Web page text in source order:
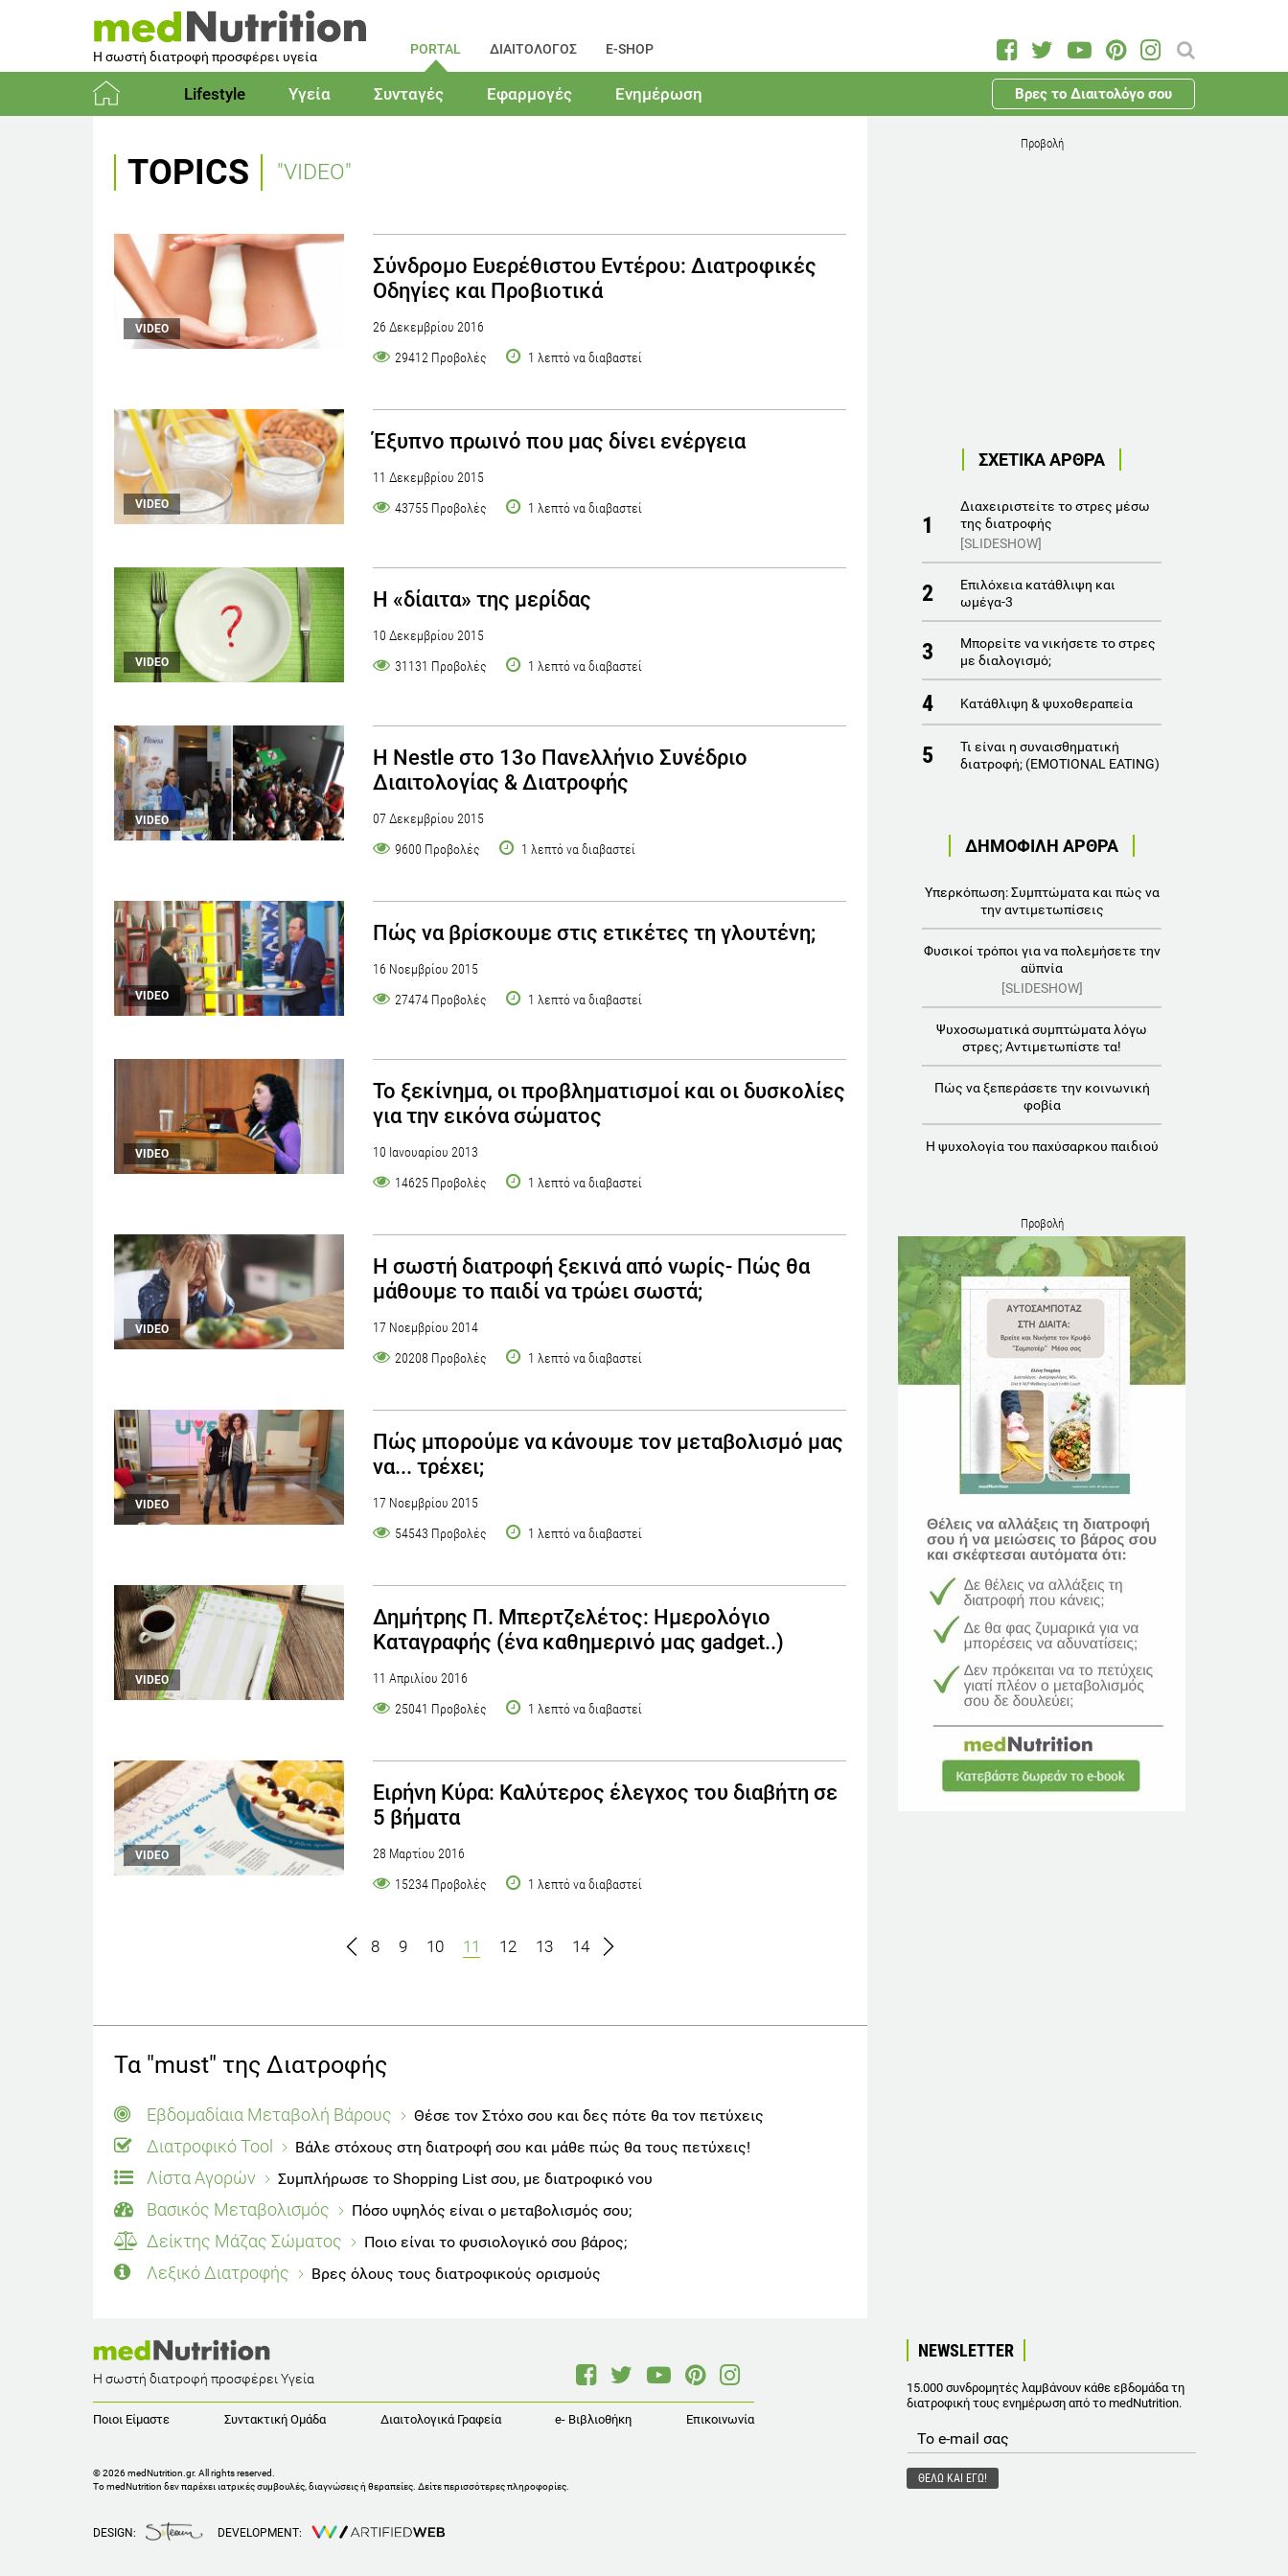
Η σωστή διατροφή προσφέρει υγεία PORTAL ΔΙΑΙΤΟΛΟΓΟΣ E-SHOP
Lifestyle Υγεία Συνταγές Εφαρμογές Ενημέρωση Βρες το Διαιτολόγο σου
TOPICS "VIDEO"
VIDEO
Σύνδρομο Ευερέθιστου Εντέρου: Διατροφικές
Οδηγίες και Προβιοτικά
26 Δεκεμβρίου 2016
29412 Προβολές
1 λεπτό να διαβαστεί
VIDEO
Έξυπνο πρωινό που μας δίνει ενέργεια
11 Δεκεμβρίου 2015
43755 Προβολές
1 λεπτό να διαβαστεί
VIDEO
Η «δίαιτα» της μερίδας
10 Δεκεμβρίου 2015
31131 Προβολές
1 λεπτό να διαβαστεί
VIDEO
Η Nestle στο 13ο Πανελλήνιο Συνέδριο
Διαιτολογίας & Διατροφής
07 Δεκεμβρίου 2015
9600 Προβολές
1 λεπτό να διαβαστεί
VIDEO
Πώς να βρίσκουμε στις ετικέτες τη γλουτένη;
16 Νοεμβρίου 2015
27474 Προβολές
1 λεπτό να διαβαστεί
VIDEO
Το ξεκίνημα, οι προβληματισμοί και οι δυσκολίες
για την εικόνα σώματος
10 Ιανουαρίου 2013
14625 Προβολές
1 λεπτό να διαβαστεί
VIDEO
Η σωστή διατροφή ξεκινά από νωρίς- Πώς θα
μάθουμε το παιδί να τρώει σωστά;
17 Νοεμβρίου 2014
20208 Προβολές
1 λεπτό να διαβαστεί
VIDEO
Πώς μπορούμε να κάνουμε τον μεταβολισμό μας
να... τρέχει;
17 Νοεμβρίου 2015
54543 Προβολές
1 λεπτό να διαβαστεί
VIDEO
Δημήτρης Π. Μπερτζελέτος: Ημερολόγιο
Καταγραφής (ένα καθημερινό μας gadget..)
11 Απριλίου 2016
25041 Προβολές
1 λεπτό να διαβαστεί
VIDEO
Ειρήνη Κύρα: Καλύτερος έλεγχος του διαβήτη σε
5 βήματα
28 Μαρτίου 2016
15234 Προβολές
1 λεπτό να διαβαστεί
8 9 10 11 12 13 14
Τα "must" της Διατροφής
Εβδομαδίαια Μεταβολή Βάρους Θέσε τον Στόχο σου και δες πότε θα τον πετύχεις
Διατροφικό Tool Βάλε στόχους στη διατροφή σου και μάθε πώς θα τους πετύχεις!
Λίστα Αγορών Συμπλήρωσε το Shopping List σου, με διατροφικό νου
Βασικός Μεταβολισμός Πόσο υψηλός είναι ο μεταβολισμός σου;
Δείκτης Μάζας Σώματος Ποιο είναι το φυσιολογικό σου βάρος;
Λεξικό Διατροφής Βρες όλους τους διατροφικούς ορισμούς
Προβολή
ΣΧΕΤΙΚΑ ΑΡΘΡΑ
1
Διαχειριστείτε το στρες μέσω
της διατροφής
[SLIDESHOW]
2
Επιλόχεια κατάθλιψη και
ωμέγα-3
3
Μπορείτε να νικήσετε το στρες
με διαλογισμό;
4 Κατάθλιψη & ψυχοθεραπεία
5
Τι είναι η συναισθηματική
διατροφή; (EMOTIONAL EATING)
ΔΗΜΟΦΙΛΗ ΑΡΘΡΑ
Υπερκόπωση: Συμπτώματα και πώς να
την αντιμετωπίσεις
Φυσικοί τρόποι για να πολεμήσετε την
αϋπνία
[SLIDESHOW]
Ψυχοσωματικά συμπτώματα λόγω
στρες; Αντιμετωπίστε τα!
Πώς να ξεπεράσετε την κοινωνική
φοβία
Η ψυχολογία του παχύσαρκου παιδιού
Προβολή
NEWSLETTER
15.000 συνδρομητές λαμβάνουν κάθε εβδομάδα τη
διατροφική τους ενημέρωση από το medNutrition.
Η σωστή διατροφή προσφέρει Υγεία
Ποιοι Είμαστε Συντακτική Ομάδα Διαιτολογικά Γραφεία e- Βιβλιοθήκη Επικοινωνία
© 2026 medNutrition.gr. All rights reserved.
Το medNutrition δεν παρέχει ιατρικές συμβουλές, διαγνώσεις ή θεραπείες. Δείτε περισσότερες πληροφορίες
DESIGN: DEVELOPMENT: